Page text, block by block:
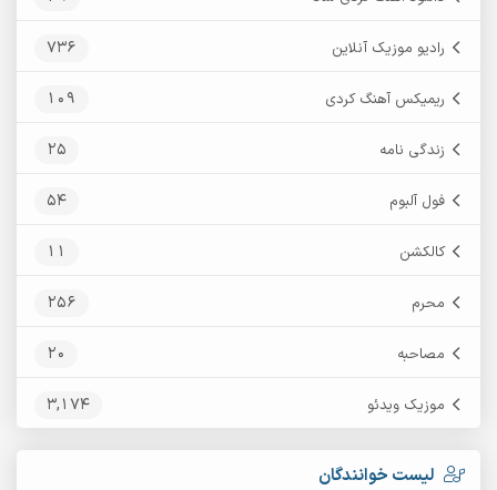
رادیو موزیک آنلاین 736
ریمیکس آهنگ کردی 109
زندگی نامه 25
فول آلبوم 54
کالکشن 11
محرم 256
مصاحبه 20
موزیک ویدئو 3,174
لیست خوانندگان